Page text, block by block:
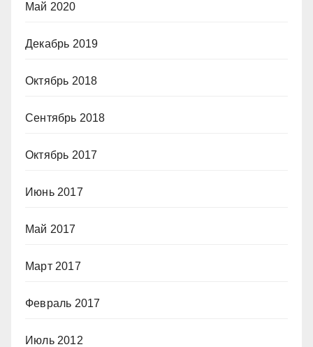
Май 2020
Декабрь 2019
Октябрь 2018
Сентябрь 2018
Октябрь 2017
Июнь 2017
Май 2017
Март 2017
Февраль 2017
Июль 2012